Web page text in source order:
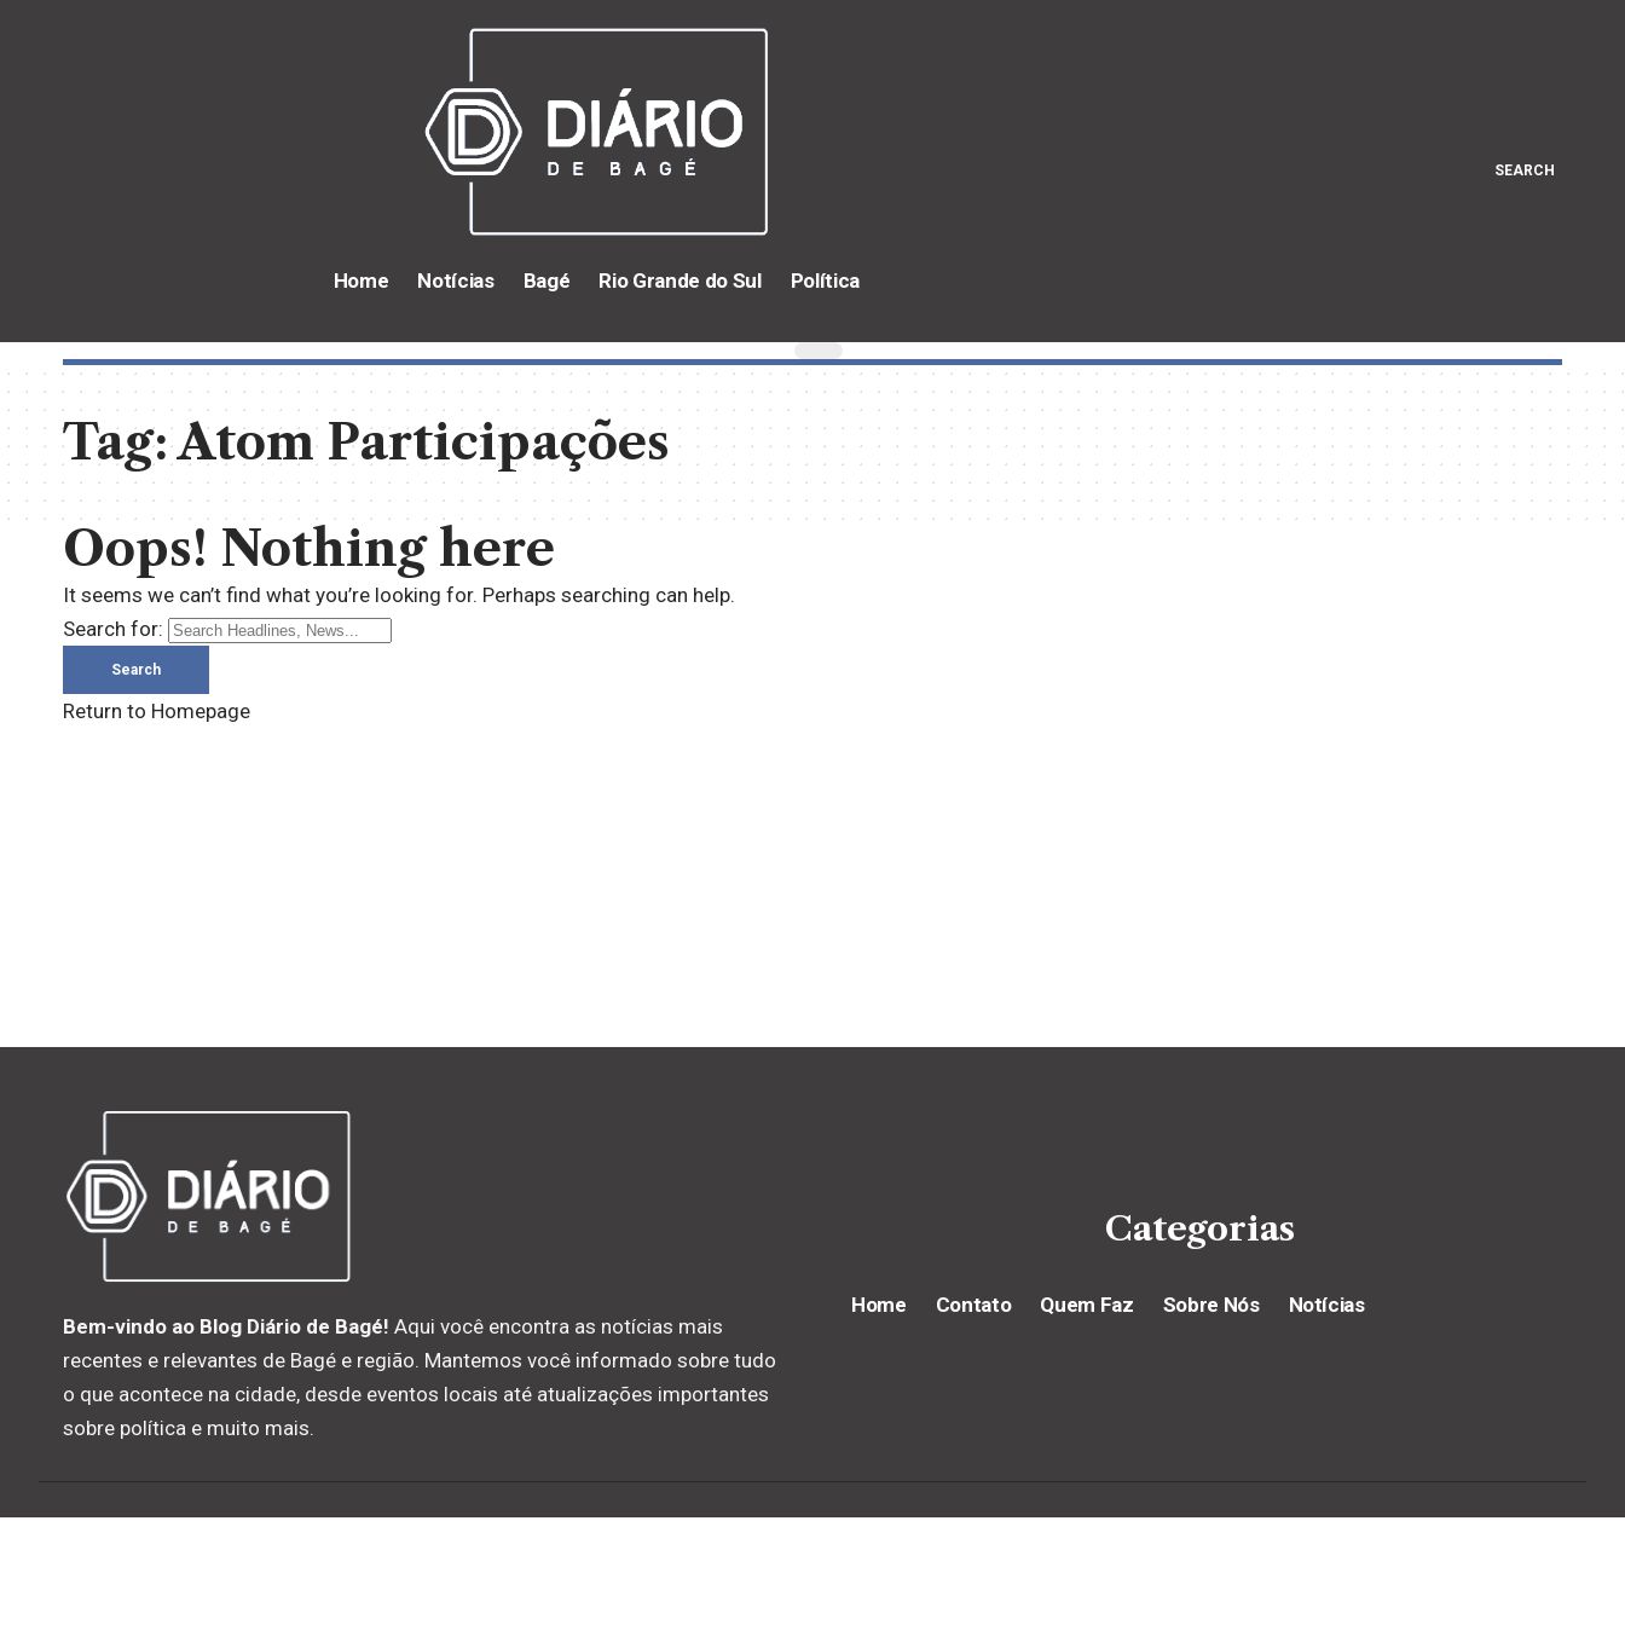
Home Notícias Bagé Rio Grande do Sul Política
SEARCH
Tag:Atom Participações
Oops! Nothing here
It seems we can’t find what you’re looking for. Perhaps searching can help.
Search for:
Return to Homepage
Bem-vindo ao Blog Diário de Bagé! Aqui você encontra as notícias mais
recentes e relevantes de Bagé e região. Mantemos você informado sobre tudo
o que acontece na cidade, desde eventos locais até atualizações importantes
sobre política e muito mais.
Categorias
Home Contato Quem Faz Sobre Nós Notícias